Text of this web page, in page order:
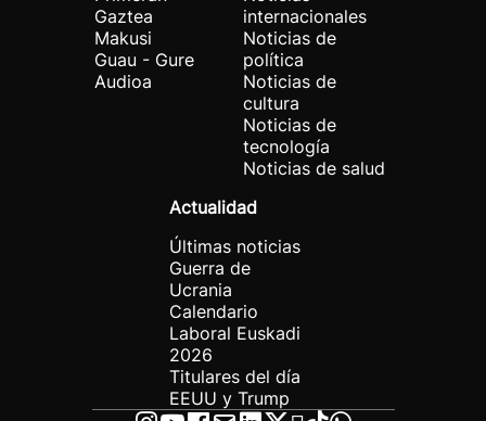
Gaztea
Makusi
Guau - Gure
Audioa
internacionales
Noticias de
política
Noticias de
cultura
Noticias de
tecnología
Noticias de salud
Actualidad
Últimas noticias
Guerra de
Ucrania
Calendario
Laboral Euskadi
2026
Titulares del día
EEUU y Trump